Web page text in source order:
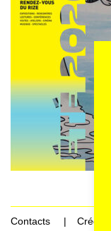
Contacts
Crédits